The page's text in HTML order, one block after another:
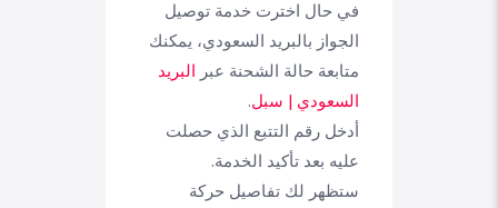
في حال اخترت خدمة توصيل
الجواز بالبريد السعودي، يمكنك
متابعة حالة الشحنة عبر البريد
السعودي | سبل.
أدخل رقم التتبع الذي حصلت
عليه بعد تأكيد الخدمة.
ستظهر لك تفاصيل حركة